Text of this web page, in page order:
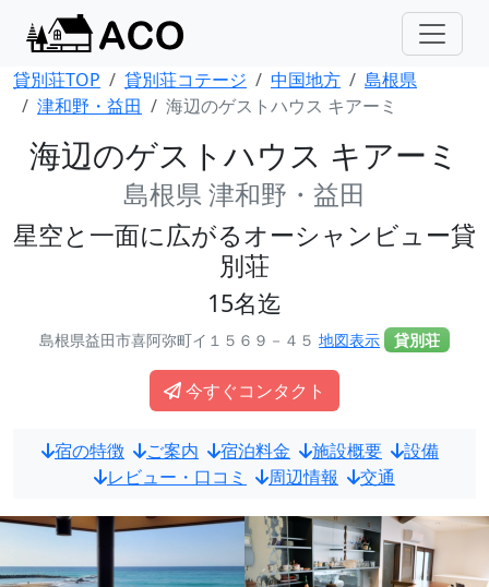
貸別荘TOP 貸別荘コテージ 中国地方
島根県
津和野・益田
海辺のゲストハウス キアーミ
海辺のゲストハウス キアーミ
島根県 津和野・益田
星空と一面に広がるオーシャンビュー貸
別荘
15名迄
島根県益田市喜阿弥町イ１５６９－４５地図表示 貸別荘
今すぐコンタクト
宿の特徴 ご案内 宿泊料金 施設概要
設備
レビュー・口コミ
周辺情報 交通